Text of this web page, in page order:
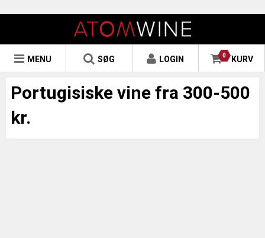
0 KURV
LOGIN
SØG
MENU
Portugisiske vine fra 300-500
kr.